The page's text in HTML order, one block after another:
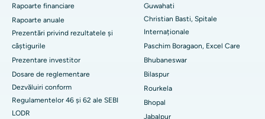
Cel mai bun spital din Ramji Nagar, Nellore
Cel mai bun spital din sectorul 19, Rourkela
Cel mai bun spital de cancer pentru femei din sudul Delhi
Rapoarte financiare
Rapoarte anuale
Prezentări privind rezultatele și
câștigurile
Prezentare investitor
Dosare de reglementare
Dezvăluiri conform
Regulamentelor 46 și 62 ale SEBI
LODR
Guwahati
Christian Basti, Spitale
Internaționale
Paschim Boragaon, Excel Care
Bhubaneswar
Bilaspur
Rourkela
Bhopal
Jabalpur